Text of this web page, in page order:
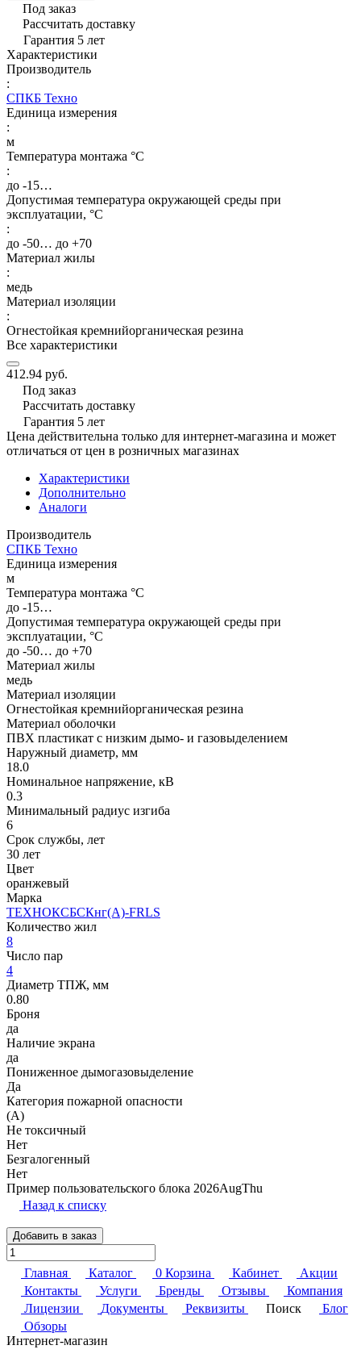
Под заказ
Рассчитать доставку
Гарантия 5 лет
Характеристики
Производитель
:
СПКБ Техно
Единица измерения
:
м
Температура монтажа °C
:
до -15…
Допустимая температура окружающей среды при
эксплуатации, °C
:
до -50… до +70
Материал жилы
:
медь
Материал изоляции
:
Огнестойкая кремнийорганическая резина
Все характеристики
412.94 руб.
Под заказ
Рассчитать доставку
Гарантия 5 лет
Цена действительна только для интернет-магазина и может
отличаться от цен в розничных магазинах
Характеристики
Дополнительно
Аналоги
Производитель
СПКБ Техно
Единица измерения
м
Температура монтажа °C
до -15…
Допустимая температура окружающей среды при
эксплуатации, °C
до -50… до +70
Материал жилы
медь
Материал изоляции
Огнестойкая кремнийорганическая резина
Материал оболочки
ПВХ пластикат с низким дымо- и газовыделением
Наружный диаметр, мм
18.0
Номинальное напряжение, кВ
0.3
Минимальный радиус изгиба
6
Срок службы, лет
30 лет
Цвет
оранжевый
Марка
ТЕХНОКСБСКнг(A)-FRLS
Количество жил
8
Число пар
4
Диаметр ТПЖ, мм
0.80
Броня
да
Наличие экрана
да
Пониженное дымогазовыделение
Да
Категория пожарной опасности
(A)
Не токсичный
Нет
Безгалогенный
Нет
Пример пользовательского блока 2026AugThu
Назад к списку
Добавить в заказ
Главная Каталог 0 Корзина Кабинет
Акции
Контакты
Услуги Бренды Отзывы
Компания
Лицензии
Документы Реквизиты Поиск
Блог
Обзоры
Интернет-магазин